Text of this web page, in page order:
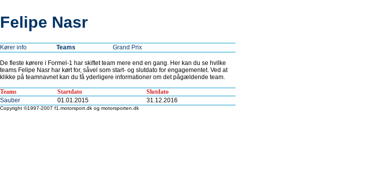
Felipe Nasr
Kører info Teams Grand Prix
De fleste kørere i Formel-1 har skiftet team mere end en gang. Her kan du se hvilke
teams Felipe Nasr har kørt for, såvel som start- og slutdato for engagementet. Ved at
klikke på teamnavnet kan du få yderligere informationer om det pågældende team.
Teams Startdato
Slutdato
Sauber
01.01.2015 31.12.2016
Copyright ©1997-2007 f1.motorsport.dk og motorsporten.dk